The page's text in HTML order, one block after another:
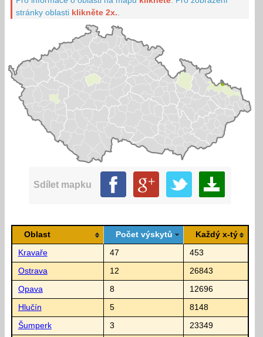
stránky oblasti klikněte 2x.
Sdílet mapku
Oblast Počet výskytů Každý x-tý
Kravaře 47 453
Ostrava 12 26843
Opava 8 12696
Hlučín 5 8148
Šumperk 3 23349